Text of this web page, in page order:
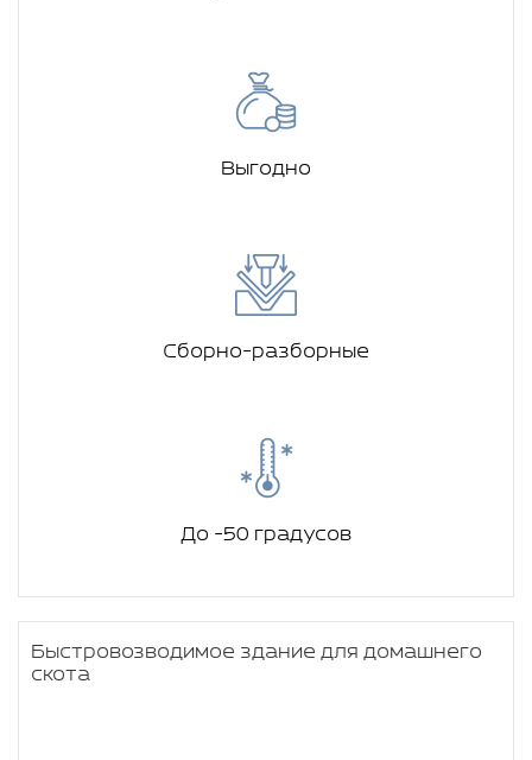
Выгодно
Сборно-разборные
До -50 градусов
Быстровозводимое здание для домашнего
скота